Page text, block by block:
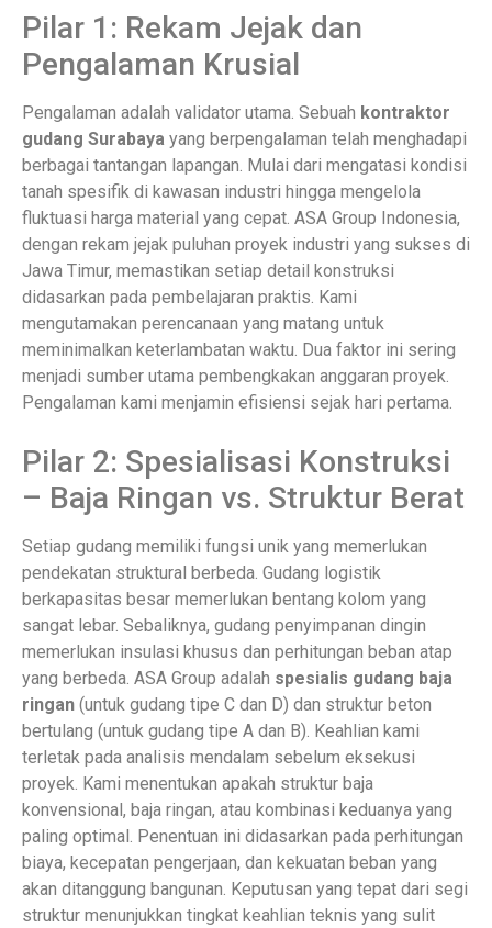
Pilar 1: Rekam Jejak dan
Pengalaman Krusial
Pengalaman adalah validator utama. Sebuah kontraktor
gudang Surabaya yang berpengalaman telah menghadapi
berbagai tantangan lapangan. Mulai dari mengatasi kondisi
tanah spesifik di kawasan industri hingga mengelola
fluktuasi harga material yang cepat. ASA Group Indonesia,
dengan rekam jejak puluhan proyek industri yang sukses di
Jawa Timur, memastikan setiap detail konstruksi
didasarkan pada pembelajaran praktis. Kami
mengutamakan perencanaan yang matang untuk
meminimalkan keterlambatan waktu. Dua faktor ini sering
menjadi sumber utama pembengkakan anggaran proyek.
Pengalaman kami menjamin efisiensi sejak hari pertama.
Pilar 2: Spesialisasi Konstruksi
– Baja Ringan vs. Struktur Berat
Setiap gudang memiliki fungsi unik yang memerlukan
pendekatan struktural berbeda. Gudang logistik
berkapasitas besar memerlukan bentang kolom yang
sangat lebar. Sebaliknya, gudang penyimpanan dingin
memerlukan insulasi khusus dan perhitungan beban atap
yang berbeda. ASA Group adalah spesialis gudang baja
ringan (untuk gudang tipe C dan D) dan struktur beton
bertulang (untuk gudang tipe A dan B). Keahlian kami
terletak pada analisis mendalam sebelum eksekusi
proyek. Kami menentukan apakah struktur baja
konvensional, baja ringan, atau kombinasi keduanya yang
paling optimal. Penentuan ini didasarkan pada perhitungan
biaya, kecepatan pengerjaan, dan kekuatan beban yang
akan ditanggung bangunan. Keputusan yang tepat dari segi
struktur menunjukkan tingkat keahlian teknis yang sulit